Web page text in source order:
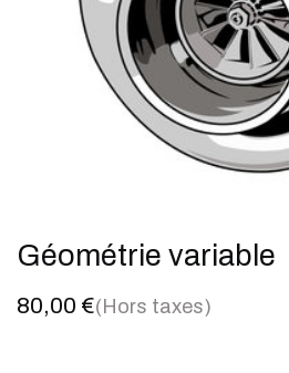
Géométrie variable
80,00 €(Hors taxes)